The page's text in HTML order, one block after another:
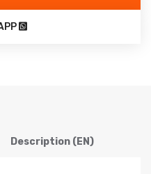
Description (EN)